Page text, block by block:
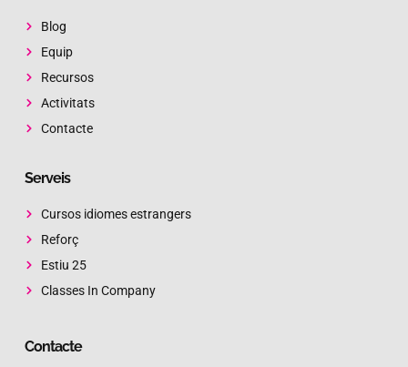
Blog
Equip
Recursos
Activitats
Contacte
Serveis
Cursos idiomes estrangers
Reforç
Estiu 25
Classes In Company
Contacte